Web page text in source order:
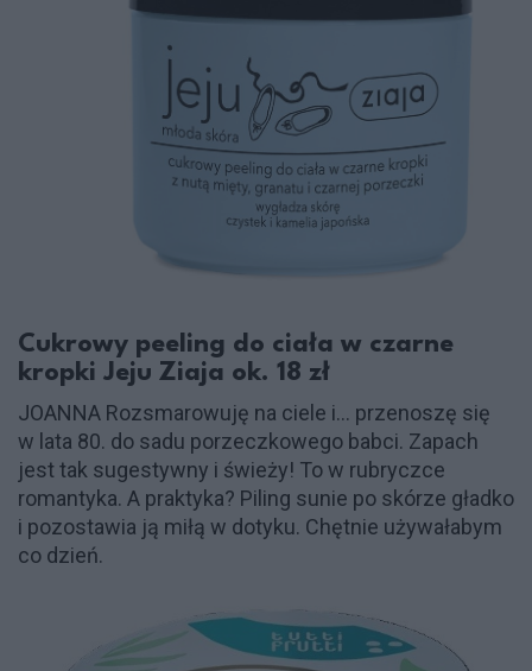
Cukrowy peeling do ciała w czarne
kropki Jeju Ziaja ok. 18 zł
JOANNA Rozsmarowuję na ciele i... przenoszę się
w lata 80. do sadu porzeczkowego babci. Zapach
jest tak sugestywny i świeży! To w rubryczce
romantyka. A praktyka? Piling sunie po skórze gładko
i pozostawia ją miłą w dotyku. Chętnie używałabym
co dzień.